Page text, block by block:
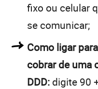
fixo ou celular
se comunicar;
Como ligar
cobrar de uma
DDD: digite 90